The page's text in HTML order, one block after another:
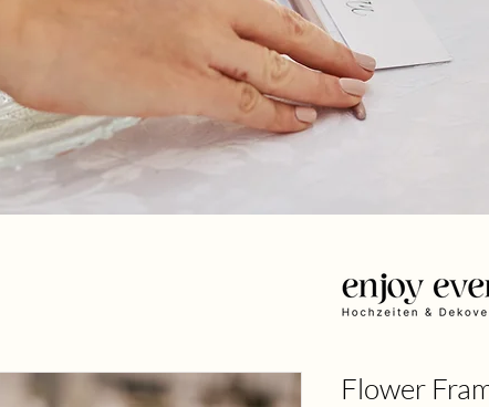
Flower